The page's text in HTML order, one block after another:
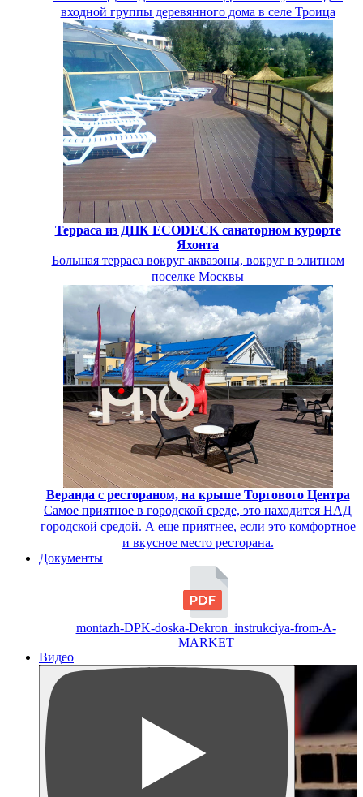
входной группы деревянного дома в селе Троица
Терраса из ДПК ECODECK санаторном курорте
Яхонта
Большая терраса вокруг аквазоны, вокруг в элитном
поселке Москвы
Веранда с рестораном, на крыше Торгового Центра
Самое приятное в городской среде, это находится НАД
городской средой. А еще приятнее, если это комфортное
и вкусное место ресторана.
Документы
montazh-DPK-doska-Dekron_instrukciya-from-A-
MARKET
Видео